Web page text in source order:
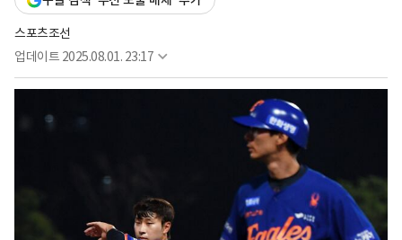
스포츠조선
업데이트 2025.08.01. 23:17